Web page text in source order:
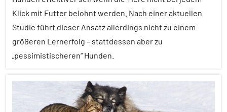
Haustiere
Inter-
Spezies
Säugetiere
Klick mit Futter belohnt werden. Nach einer aktuellen
Studie führt dieser Ansatz allerdings nicht zu einem
größeren Lernerfolg – stattdessen aber zu
„pessimistischeren“ Hunden.